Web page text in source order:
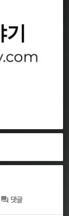
댓글